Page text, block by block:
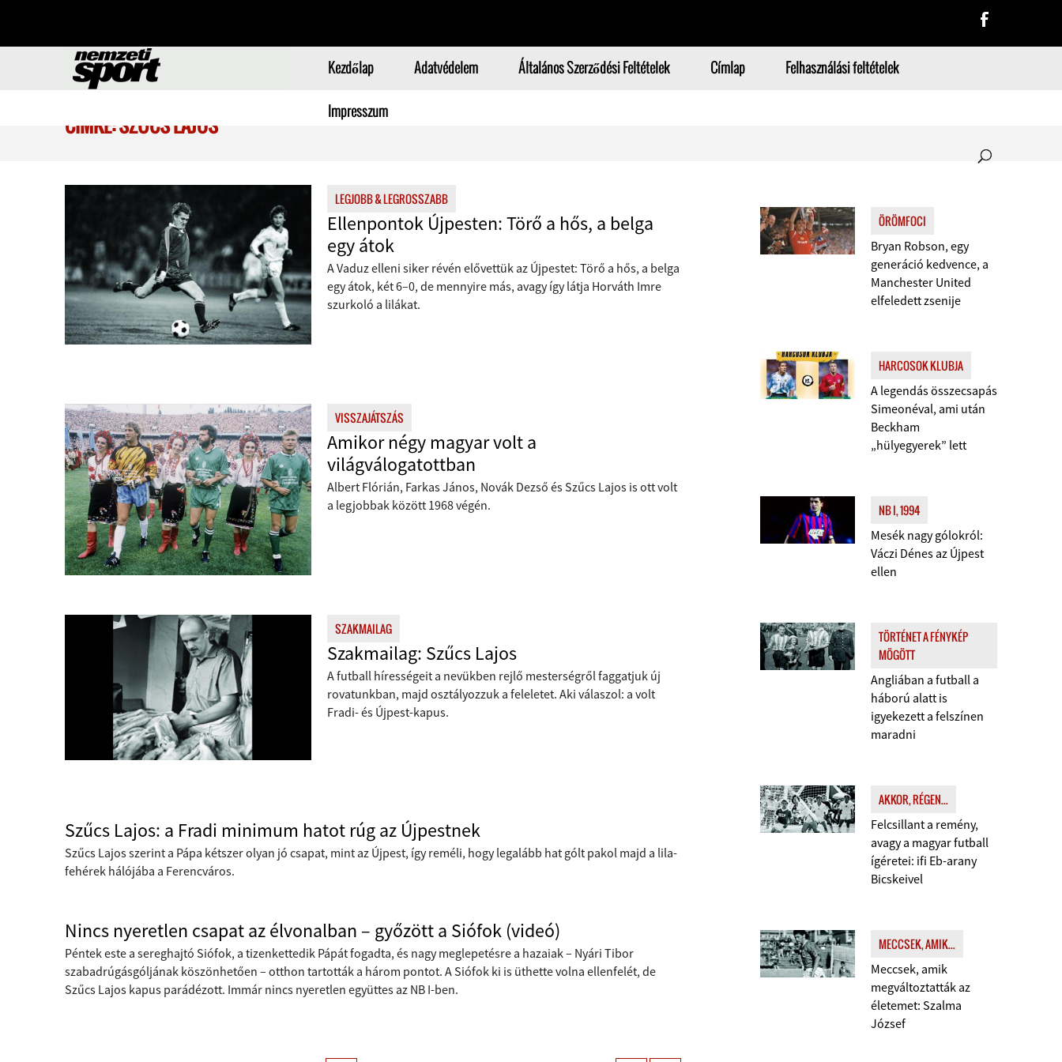
Kezdőlap Adatvédelem Általános Szerződési Feltételek Címlap Felhasználási feltételek
Impresszum
CÍMKE: SZŰCS LAJOS
LEGJOBB & LEGROSSZABB
Ellenpontok Újpesten: Törő a hős, a belga
egy átok
A Vaduz elleni siker révén elővettük az Újpestet: Törő a hős, a belga
egy átok, két 6–0, de mennyire más, avagy így látja Horváth Imre
szurkoló a lilákat.
VISSZAJÁTSZÁS
Amikor négy magyar volt a
világválogatottban
Albert Flórián, Farkas János, Novák Dezső és Szűcs Lajos is ott volt
a legjobbak között 1968 végén.
SZAKMAILAG
Szakmailag: Szűcs Lajos
A futball hírességeit a nevükben rejlő mesterségről faggatjuk új
rovatunkban, majd osztályozzuk a feleletet. Aki válaszol: a volt
Fradi- és Újpest-kapus.
Szűcs Lajos: a Fradi minimum hatot rúg az Újpestnek
Szűcs Lajos szerint a Pápa kétszer olyan jó csapat, mint az Újpest, így reméli, hogy legalább hat gólt pakol majd a lila-
fehérek hálójába a Ferencváros.
Nincs nyeretlen csapat az élvonalban – győzött a Siófok (videó)
Péntek este a sereghajtó Siófok, a tizenkettedik Pápát fogadta, és nagy meglepetésre a hazaiak – Nyári Tibor
szabadrúgásgóljának köszönhetően – otthon tartották a három pontot. A Siófok ki is üthette volna ellenfelét, de
Szűcs Lajos kapus parádézott. Immár nincs nyeretlen együttes az NB I-ben.
ÖRÖMFOCI
Bryan Robson, egy
generáció kedvence, a
Manchester United
elfeledett zsenije
HARCOSOK KLUBJA
A legendás összecsapás
Simeonéval, ami után
Beckham
„hülyegyerek” lett
NB I, 1994
Mesék nagy gólokról:
Váczi Dénes az Újpest
ellen
TÖRTÉNET A FÉNYKÉP
MÖGÖTT
Angliában a futball a
háború alatt is
igyekezett a felszínen
maradni
AKKOR, RÉGEN...
Felcsillant a remény,
avagy a magyar futball
ígéretei: ifi Eb-arany
Bicskeivel
MECCSEK, AMIK...
Meccsek, amik
megváltoztatták az
életemet: Szalma
József